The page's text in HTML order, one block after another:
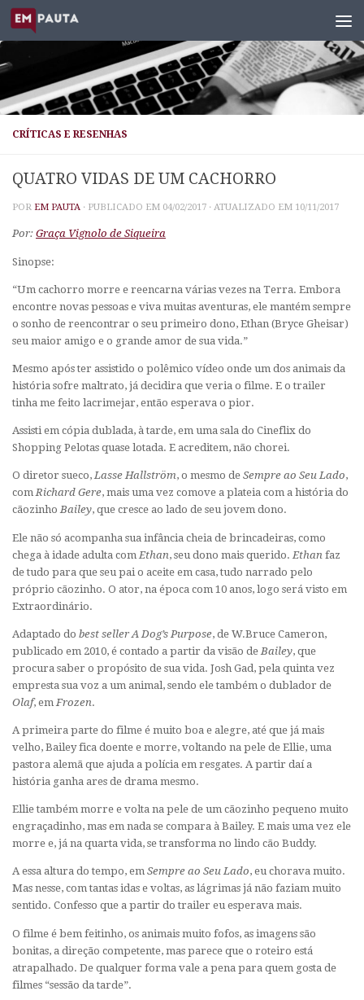
Skip to content
CRÍTICAS E RESENHAS
QUATRO VIDAS DE UM CACHORRO
POR EM PAUTA · PUBLICADO EM 04/02/2017 · ATUALIZADO EM 10/11/2017
Por: Graça Vignolo de Siqueira
Sinopse:
“Um cachorro morre e reencarna várias vezes na Terra. Embora
encontre novas pessoas e viva muitas aventuras, ele mantém sempre
o sonho de reencontrar o seu primeiro dono, Ethan (Bryce Gheisar)
seu maior amigo e o grande amor de sua vida.”
Mesmo após ter assistido o polêmico vídeo onde um dos animais da
história sofre maltrato, já decidira que veria o filme. E o trailer
tinha me feito lacrimejar, então esperava o pior.
Assisti em cópia dublada, à tarde, em uma sala do Cineflix do
Shopping Pelotas quase lotada. E acreditem, não chorei.
O diretor sueco,Lasse Hallström, o mesmo de Sempre ao Seu Lado,
comRichard Gere, mais uma vez comove a plateia com a história do
cãozinhoBailey, que cresce ao lado de seu jovem dono.
Ele não só acompanha sua infância cheia de brincadeiras, como
chega à idade adulta com Ethan, seu dono mais querido. Ethan faz
de tudo para que seu pai o aceite em casa, tudo narrado pelo
próprio cãozinho. O ator, na época com 10 anos, logo será visto em
Extraordinário.
Adaptado do best seller A Dog’s Purpose, de W.Bruce Cameron,
publicado em 2010, é contado a partir da visão de Bailey, que
procura saber o propósito de sua vida. Josh Gad, pela quinta vez
empresta sua voz a um animal, sendo ele também o dublador de
Olaf, em Frozen.
A primeira parte do filme é muito boa e alegre, até que já mais
velho, Bailey fica doente e morre, voltando na pele de Ellie, uma
pastora alemã que ajuda a polícia em resgates. A partir daí a
história ganha ares de drama mesmo.
Ellie também morre e volta na pele de um cãozinho pequeno muito
engraçadinho, mas em nada se compara à Bailey. E mais uma vez ele
morre e, já na quarta vida, se transforma no lindo cão Buddy.
A essa altura do tempo, em Sempre ao Seu Lado, eu chorava muito.
Mas nesse, com tantas idas e voltas, as lágrimas já não faziam muito
sentido. Confesso que a partir do trailer eu esperava mais.
O filme é bem feitinho, os animais muito fofos, as imagens são
bonitas, a direção competente, mas parece que o roteiro está
atrapalhado. De qualquer forma vale a pena para quem gosta de
filmes “sessão da tarde”.